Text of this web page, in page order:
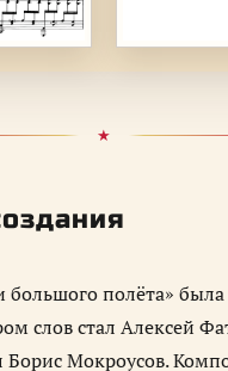
полёта» была
слов стал Алексей
Мокроусов.